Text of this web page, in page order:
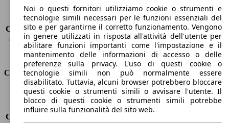
Sedili
5
Carico sul tetto
-
Capacità di traino (senza freni) -
Capacità di traino (con freni)
1600 kg
Volume del bagagliaio
480 l
Consumi
Emissioni di CO2*
126 g/km (komb.)
Consumo (urbano)
6.0 l/100km
Consumo (extra-urbano)
Noi o questi fornitori utilizziamo cookie o strumenti e
tecnologie simili necessari per le funzioni essenziali del
sito e per garantirne il corretto funzionamento. Vengono
in genere utilizzati in risposta all'attività dell'utente per
abilitare funzioni importanti come l'impostazione e il
mantenimento delle informazioni di accesso o delle
preferenze sulla privacy. L'uso di questi cookie o
tecnologie simili non può normalmente essere
disabilitato. Tuttavia, alcuni browser potrebbero bloccare
questi cookie o strumenti simili o avvisare l'utente. Il
blocco di questi cookie o strumenti simili potrebbe
influire sulla funzionalità del sito web.